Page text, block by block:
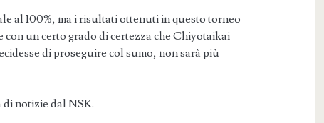
al 100%, ma i risultati ottenuti in questo torneo
con un certo grado di certezza che Chiyotaikai
di proseguire col sumo, non sarà più
di notizie dal NSK.